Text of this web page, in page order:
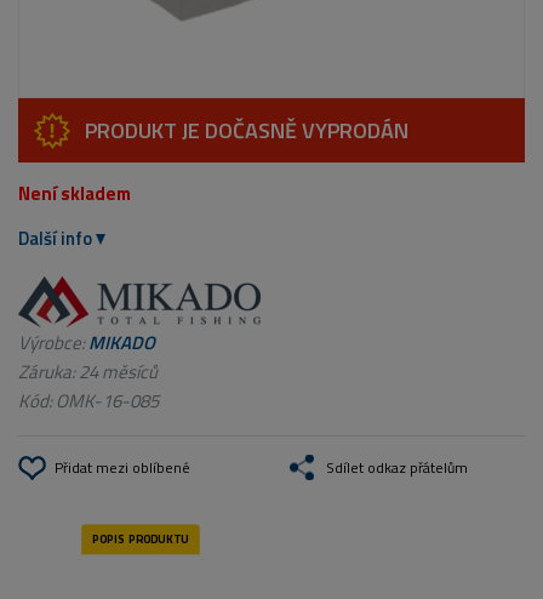
PRODUKT JE DOČASNĚ VYPRODÁN
Není skladem
Další info
Výrobce:MIKADO
Záruka: 24 měsíců
Kód:OMK-16-085
Přidat mezi oblíbené Sdílet odkaz přátelům